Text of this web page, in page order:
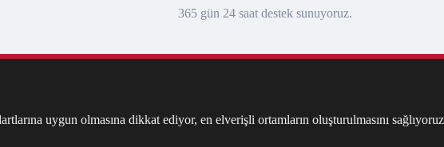
365 gün 24 saat destek sunuyoruz.
uygun olmasına dikkat ediyor, en elverişli ortamların oluşturulmasını